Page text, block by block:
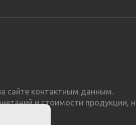
сайте контактным данным.
и стоимости продукции,